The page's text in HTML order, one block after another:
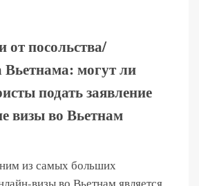
от посольства/
Вьетнама: могут ли
подать заявление
визы во Вьетнам
из самых больших